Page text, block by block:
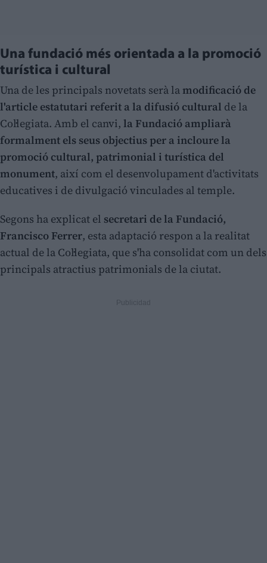
Una fundació més orientada a la promoció
turística i cultural
Una de les principals novetats serà lamodificació de
l'article estatutari referit a la difusió cultural de la
Col·legiata. Amb el canvi, la Fundació ampliarà
formalment els seus objectius per a incloure la
promoció cultural, patrimonial i turística del
monument, així com el desenvolupament d'activitats
educatives i de divulgació vinculades al temple.
Segons ha explicat el secretari de la Fundació,
Francisco Ferrer, esta adaptació respon a la realitat
actual de la Col·legiata, que s'ha consolidat com un dels
principals atractius patrimonials de la ciutat.